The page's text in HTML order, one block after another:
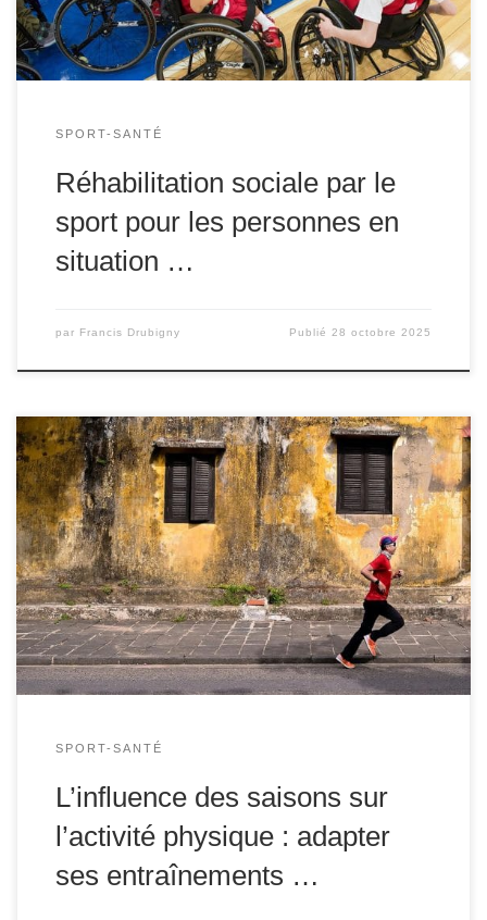
opportunités de socialisation, d’intégration, et de […]
SPORT-SANTÉ
Réhabilitation sociale par le
sport pour les personnes en
situation …
par Francis Drubigny Publié28 octobre 2025
L’activité physique est essentielle pour maintenir une
bonne santé physique et mentale, mais il est important de
reconnaître que les saisons influencent la manière dont
nous nous entraînons. Que ce soit les températures
élevées de l’été ou les journées plus courtes et froides de
l’hiver, chaque saison apporte ses défis […]
SPORT-SANTÉ
L’influence des saisons sur
l’activité physique : adapter
ses entraînements …